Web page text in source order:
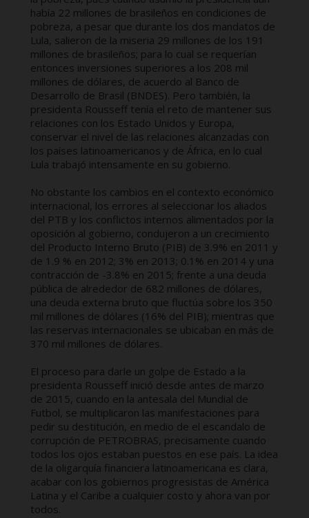
había 22 millones de brasileños en condiciones de
pobreza, a pesar que durante los dos mandatos de
Lula, salieron de la miseria 29 millones de los 191
millones de brasileños; para lo cual se requerían
entonces inversiones superiores a los 208 mil
millones de dólares, de acuerdo al Banco de
Desarrollo de Brasil (BNDES). Pero también, la
presidenta Rousseff tenía el reto de mantener sus
relaciones con los Estado Unidos y Europa,
conservar el nivel de las relaciones alcanzadas con
los países latinoamericanos y de África, en lo cual
Lula trabajó intensamente en su gobierno.
No obstante los cambios en el contexto económico
internacional, los errores al seleccionar los aliados
del PTB y los conflictos internos alimentados por la
oposición al gobierno, condujeron a un crecimiento
del Producto Interno Bruto (PIB) de 3.9% en 2011 y
de 1.9 % en 2012; 3% en 2013; 0.1% en 2014 y una
contracción de -3.8% en 2015; frente a una deuda
pública de alrededor de 682 millones de dólares,
una deuda externa bruto que fluctúa sobre los 350
mil millones de dólares (16% del PIB); mientras que
las reservas internacionales se ubicaban en más de
370 mil millones de dólares.
El proceso para darle un golpe de Estado a la
presidenta Rousseff inició desde antes de marzo
de 2015, cuando en la antesala del Mundial de
Futbol, se multiplicaron las manifestaciones para
pedir su destitución, en medio de el escandalo de
corrupción de PETROBRAS, precisamente cuando
todos los ojos estaban puestos en ese país. La idea
de la oligarquía financiera latinoamericana es clara,
acabar con los gobiernos progresistas de América
Latina y el Caribe a cualquier costo y ahora van por
todos.